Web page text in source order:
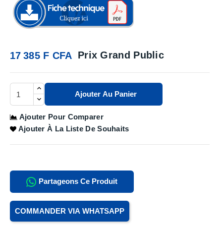
17 385 F CFA Prix Grand Public
Ajouter Au Panier
Ajouter Pour Comparer
Ajouter À La Liste De Souhaits
Partageons Ce Produit
COMMANDER VIA WHATSAPP